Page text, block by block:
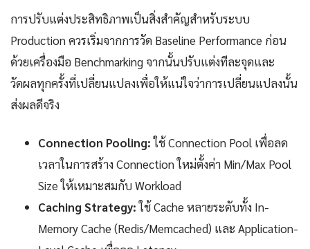
การปรับแต่งประสิทธิภาพเป็นสิ่งสำคัญสำหรับระบบ
Production ควรเริ่มจากการวัด Baseline Performance ก่อน
ด้วยเครื่องมือ Benchmarking จากนั้นปรับแต่งทีละจุดและ
วัดผลทุกครั้งที่เปลี่ยนแปลงเพื่อให้แน่ใจว่าการเปลี่ยนแปลงนั้น
ส่งผลดีจริง
Connection Pooling:ใช้ Connection Pool เพื่อลด
เวลาในการสร้าง Connection ใหม่ตั้งค่า Min/Max Pool
Size ให้เหมาะสมกับ Workload
Caching Strategy:ใช้ Cache หลายระดับทั้ง In-
Memory Cache (Redis/Memcached) และ Application-